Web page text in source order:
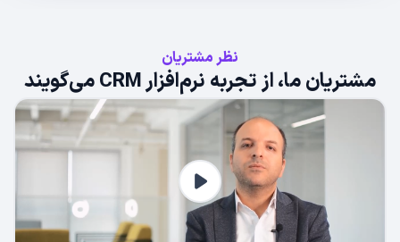
نظر مشتریان
مشتریان ما، از تجربه نرم‌افزار CRM می‌گویند